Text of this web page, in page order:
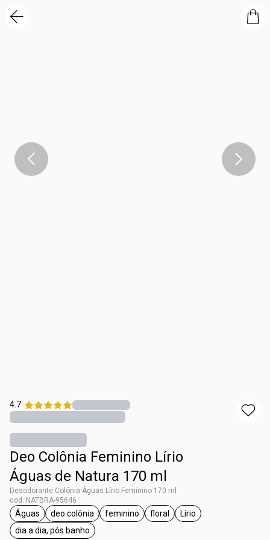
4.7
Deo Colônia Feminino Lírio
Águas de Natura 170 ml
Desodorante Colônia Águas Lírio Feminino 170 ml
cod. NATBRA-95646
etiqueta Águas
Águas
etiqueta deo colônia
deo colônia
etiqueta feminino
feminino
etiqueta floral
floral
etiqueta Lírio
Lírio
etiqueta dia a dia, pós banho
dia a dia, pós banho